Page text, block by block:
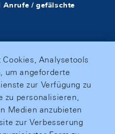
Anrufe / gefälschte
Analysetools
um angeforderte
zur Verfügung zu
zu personalisieren,
Medien anzubieten
zur Verbesserung